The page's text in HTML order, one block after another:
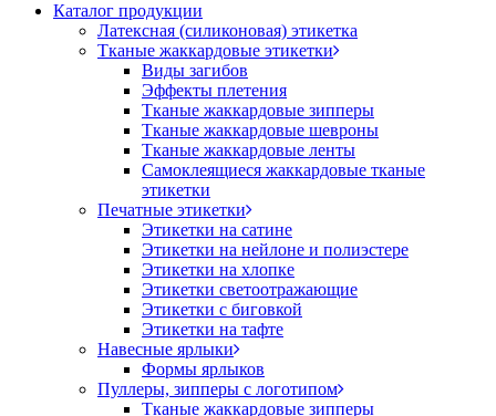
Каталог продукции
Латексная (силиконовая) этикетка
Тканые жаккардовые этикетки
Виды загибов
Эффекты плетения
Тканые жаккардовые зипперы
Тканые жаккардовые шевроны
Тканые жаккардовые ленты
Самоклеящиеся жаккардовые тканые
этикетки
Печатные этикетки
Этикетки на сатине
Этикетки на нейлоне и полиэстере
Этикетки на хлопке
Этикетки светоотражающие
Этикетки с биговкой
Этикетки на тафте
Навесные ярлыки
Формы ярлыков
Пуллеры, зипперы с логотипом
Тканые жаккардовые зипперы